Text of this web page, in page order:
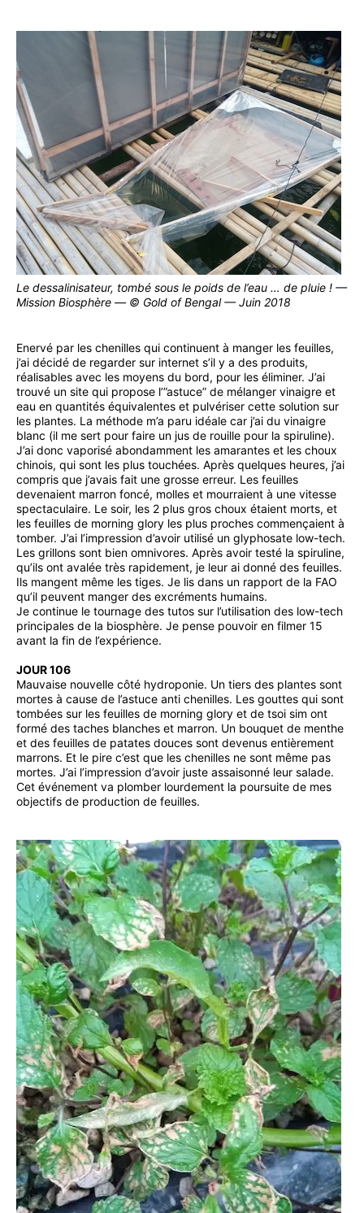
Le dessalinisateur, tombé sous le poids de l’eau … de pluie ! —
Mission Biosphère — © Gold of Bengal — Juin 2018
Enervé par les chenilles qui continuent à manger les feuilles,
j’ai décidé de regarder sur internet s’il y a des produits,
réalisables avec les moyens du bord, pour les éliminer. J’ai
trouvé un site qui propose l’”astuce” de mélanger vinaigre et
eau en quantités équivalentes et pulvériser cette solution sur
les plantes. La méthode m’a paru idéale car j’ai du vinaigre
blanc (il me sert pour faire un jus de rouille pour la spiruline).
J’ai donc vaporisé abondamment les amarantes et les choux
chinois, qui sont les plus touchées. Après quelques heures, j’ai
compris que j’avais fait une grosse erreur. Les feuilles
devenaient marron foncé, molles et mourraient à une vitesse
spectaculaire. Le soir, les 2 plus gros choux étaient morts, et
les feuilles de morning glory les plus proches commençaient à
tomber. J’ai l’impression d’avoir utilisé un glyphosate low-tech.
Les grillons sont bien omnivores. Après avoir testé la spiruline,
qu’ils ont avalée très rapidement, je leur ai donné des feuilles.
Ils mangent même les tiges. Je lis dans un rapport de la FAO
qu’il peuvent manger des excréments humains.
Je continue le tournage des tutos sur l’utilisation des low-tech
principales de la biosphère. Je pense pouvoir en filmer 15
avant la fin de l’expérience.
JOUR 106
Mauvaise nouvelle côté hydroponie. Un tiers des plantes sont
mortes à cause de l’astuce anti chenilles. Les gouttes qui sont
tombées sur les feuilles de morning glory et de tsoi sim ont
formé des taches blanches et marron. Un bouquet de menthe
et des feuilles de patates douces sont devenus entièrement
marrons. Et le pire c’est que les chenilles ne sont même pas
mortes. J’ai l’impression d’avoir juste assaisonné leur salade.
Cet événement va plomber lourdement la poursuite de mes
objectifs de production de feuilles.